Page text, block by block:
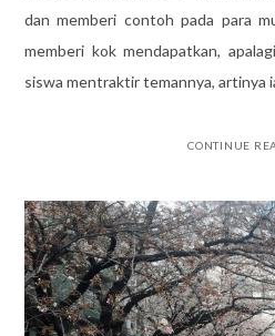
dan memberi contoh pada para
memberi kok mendapatkan,
siswa mentraktir temannya, artinya
CONTINUE